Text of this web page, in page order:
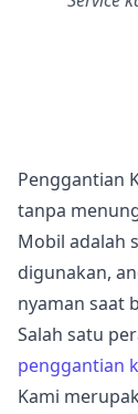
Penggantian
tanpa
Mobil adalah
digunakan,
nyaman saat
Salah satu
penggantian
Kami